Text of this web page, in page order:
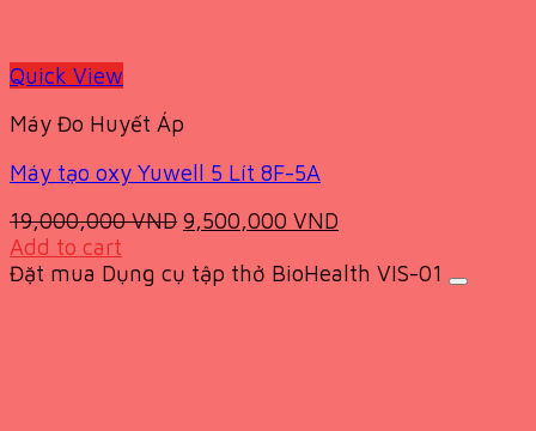
Quick View
Máy Đo Huyết Áp
Máy tạo oxy Yuwell 5 Lít 8F-5A
19,000,000VND Original
was:
9,500,000 VND
is:
Add to cart
Đặt mua Dụng cụ tập thở BioHealth VIS-01